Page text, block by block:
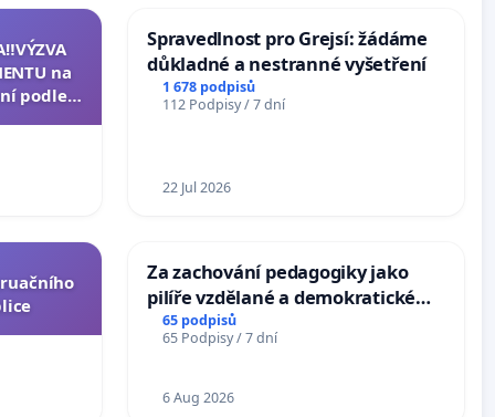
na
podle §
ústavní
Spravedlnost pro Grejsí: žádáme
důkladné a nestranné vyšetření
1 678 podpisů
112 Podpisy / 7 dní
22 Jul 2026
Za zachování pedagogiky jako
pilíře vzdělané a demokratické
společnosti
65 podpisů
65 Podpisy / 7 dní
6 Aug 2026